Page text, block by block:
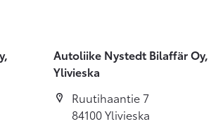
Autoliike Nystedt Bilaffär Oy,
Ylivieska
Ruutihaantie 7
84100 Ylivieska